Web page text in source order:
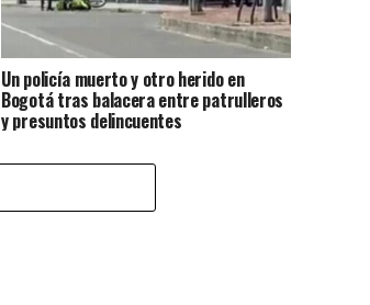
Un policía muerto y otro herido en
Bogotá tras balacera entre patrulleros
y presuntos delincuentes